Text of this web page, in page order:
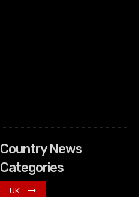
Country News
Categories
UK